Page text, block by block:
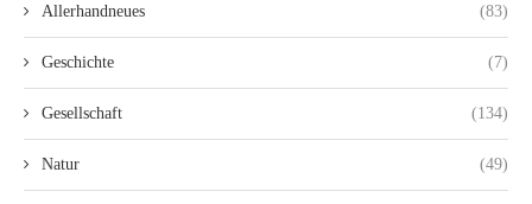
Allerhandneues (83)
Geschichte (7)
Gesellschaft (134)
Natur (49)